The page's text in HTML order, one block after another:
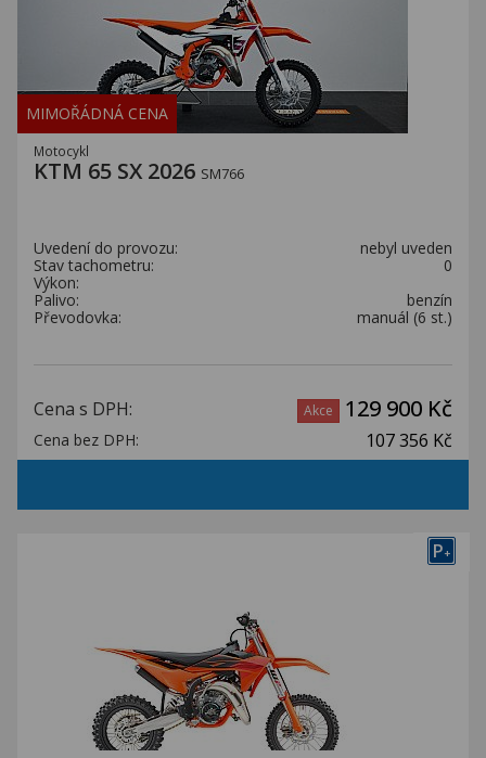
MIMOŘÁDNÁ CENA
Motocykl
KTM 65 SX 2026 SM766
Uvedení do provozu:
nebyl uveden
Stav tachometru:
0
Výkon:
Palivo:
benzín
Převodovka:
manuál (6 st.)
Cena s DPH: Akce 129 900 Kč
Cena bez DPH: 107 356 Kč
P+